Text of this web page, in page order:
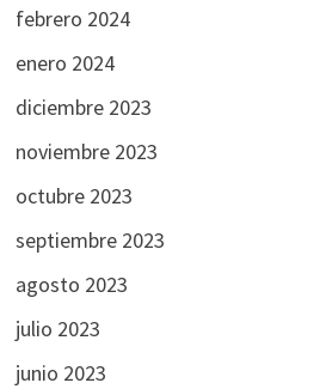
febrero 2024
enero 2024
diciembre 2023
noviembre 2023
octubre 2023
septiembre 2023
agosto 2023
julio 2023
junio 2023